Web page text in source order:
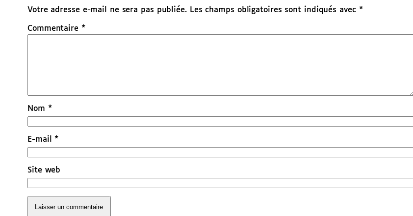
Votre adresse e-mail ne sera pas publiée. Les champs obligatoires sont indiqués avec *
Commentaire *
Nom *
E-mail *
Site web